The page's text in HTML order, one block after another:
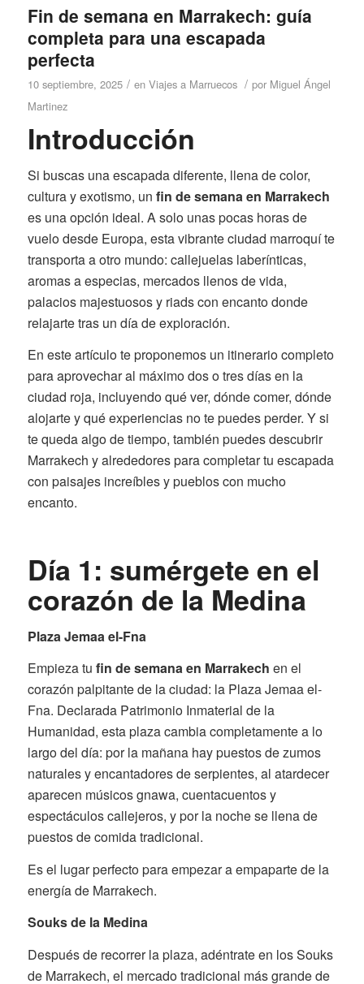
Fin de semana en Marrakech: guía
completa para una escapada
perfecta
10 septiembre, 2025 / en Viajes a Marruecos / por Miguel Ángel
Martinez
Introducción
Si buscas una escapada diferente, llena de color,
cultura y exotismo, un fin de semana en Marrakech
es una opción ideal. A solo unas pocas horas de
vuelo desde Europa, esta vibrante ciudad marroquí te
transporta a otro mundo: callejuelas laberínticas,
aromas a especias, mercados llenos de vida,
palacios majestuosos y riads con encanto donde
relajarte tras un día de exploración.
En este artículo te proponemos un itinerario completo
para aprovechar al máximo dos o tres días en la
ciudad roja, incluyendo qué ver, dónde comer, dónde
alojarte y qué experiencias no te puedes perder. Y si
te queda algo de tiempo, también puedes descubrir
Marrakech y alrededores para completar tu escapada
con paisajes increíbles y pueblos con mucho
encanto.
Día 1: sumérgete en el
corazón de la Medina
Plaza Jemaa el-Fna
Empieza tu fin de semana en Marrakech en el
corazón palpitante de la ciudad: la Plaza Jemaa el-
Fna. Declarada Patrimonio Inmaterial de la
Humanidad, esta plaza cambia completamente a lo
largo del día: por la mañana hay puestos de zumos
naturales y encantadores de serpientes, al atardecer
aparecen músicos gnawa, cuentacuentos y
espectáculos callejeros, y por la noche se llena de
puestos de comida tradicional.
Es el lugar perfecto para empezar a empaparte de la
energía de Marrakech.
Souks de la Medina
Después de recorrer la plaza, adéntrate en los Souks
de Marrakech, el mercado tradicional más grande de